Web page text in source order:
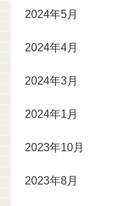
2024年5月
2024年4月
2024年3月
2024年1月
2023年10月
2023年8月